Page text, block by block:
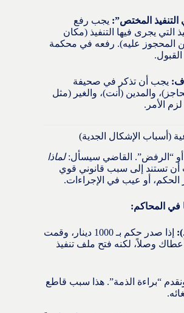
يجب رفع
التي يجرى فيها التنفيذ (مكان
المحجوز عليه). رفعه في محكمة
يجب أن تذكر في صحيفة
والمدين (أنت)، والغير (مثل
لزم الأمر.
(أسباب الإشكال الجدية)
أو “الرفض”. القاضي سيسأل:لماذا
تستند إلى سبب قانوني قوي
أو عيب في الإجراءات.
في المحاكم:
إذا صدر حكم بـ 1000 دينار، وقمت
وصلاً، لكنه فتح ملف تنفيذ
“براءة الذمة”. هذا سبب قاطع